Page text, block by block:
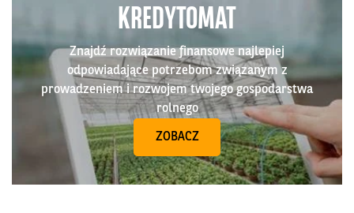
KREDYTOMAT
Znajdź rozwiązanie finansowe najlepiej
odpowiadające potrzebom związanym z
prowadzeniem i rozwojem twojego gospodarstwa
rolnego
ZOBACZ